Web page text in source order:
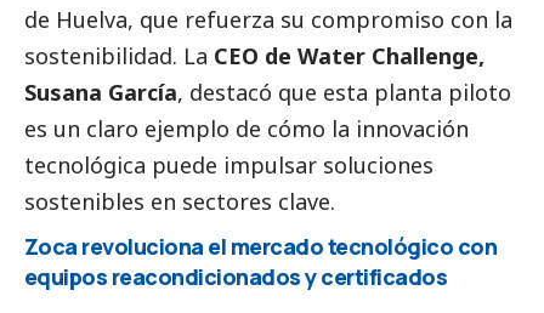
de Huelva, que refuerza su compromiso con la
sostenibilidad. La CEO de Water Challenge,
Susana García, destacó que esta planta piloto
es un claro ejemplo de cómo la innovación
tecnológica puede impulsar soluciones
sostenibles en sectores clave.
Zoca revoluciona el mercado tecnológico con
equipos reacondicionados y certificados